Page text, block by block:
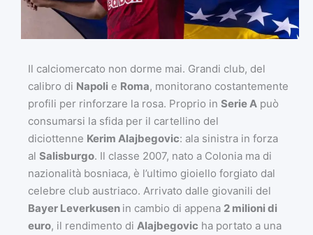
Il calciomercato non dorme mai. Grandi club, del
calibro di Napoli e Roma, monitorano costantemente
profili per rinforzare la rosa. Proprio in Serie A può
consumarsi la sfida per il cartellino del
diciottenne Kerim Alajbegovic: ala sinistra in forza
al Salisburgo. Il classe 2007, nato a Colonia ma di
nazionalità bosniaca, è l’ultimo gioiello forgiato dal
celebre club austriaco. Arrivato dalle giovanili del
Bayer Leverkusen in cambio di appena 2 milioni di
euro, il rendimento di Alajbegovic ha portato a una